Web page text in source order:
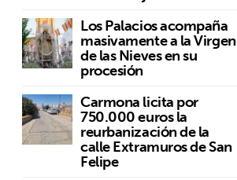
Los Palacios acompaña
masivamente a la Virgen
de las Nieves en su
procesión
Carmona licita por
750.000 euros la
reurbanización de la
calle Extramuros de San
Felipe